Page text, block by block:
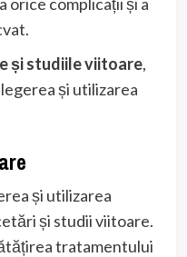
și studiile viitoare,
și utilizarea
și utilizarea
și studii viitoare.
tratamentului